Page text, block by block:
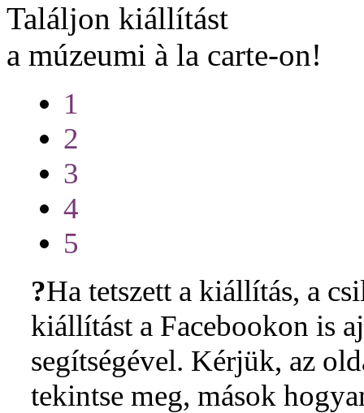
Találjon kiállítást
a múzeumi à la carte-on!
1
2
3
4
5
?Ha tetszett a kiállítás, a
kiállítást a Facebookon is
segítségével. Kérjük, az
tekintse meg, mások